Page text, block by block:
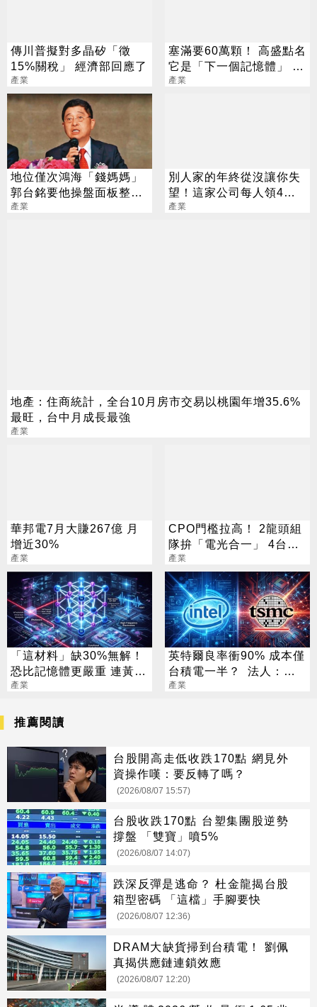
傳川普擬對多晶矽「徵
15%關稅」 經濟部回應了
產業
塞滿要60萬顆！ 高盛點名
它是「下一個記憶體」 漲
價5%利潤狂飆37%
產業
地位僅次鴻海「錢媽媽」
郭台銘要他操盤面板整併
大業
產業
別人家的年終從沒讓你失
望！這家公司每人領4千
萬
產業
地產：住商統計，全台10月房市交易以桃園年增35.6%
最旺，台中月成長最強
產業
華邦電7月大賺267億 月
增近30%
產業
CPO門檻拉高！ 2龍頭組
隊拚「電光合一」 4台廠
暗中卡位
產業
「這材料」缺30%無解！
恐比記憶體更嚴重 連黃仁
勳都掏錢秒訂
產業
英特爾良率衝90% 成本僅
台積電一半？ 法人：「3
台廠」機會來了
產業
推薦閱讀
台股開高走低收跌170點 網見外
資操作嘆：要反轉了嗎？
(2026/08/07 15:57)
台股收跌170點 台塑集團股逆勢
撐盤 「雙寶」噴5%
(2026/08/07 14:07)
跌深反彈是逃命？ 杜金龍揭台股
箱型密碼 「這檔」手腳要快
(2026/08/07 12:36)
DRAM大缺貨掃到台積電！ 劉佩
真揭供應鏈連鎖效應
(2026/08/07 12:20)